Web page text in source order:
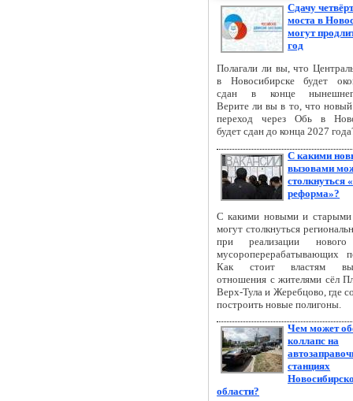
Сдачу
моста в
могут
год
Полагали ли вы, что
в Новосибирске будет
сдан в конце
Верите ли вы в то, что
переход через Обь в
будет сдан до конца 2027
С какими
вызовами
столкнуться
реформа»?
С какими новыми и старыми
могут столкнуться
при реализации нового
мусороперерабатывающих
Как стоит властям
отношения с жителями сёл
Верх-Тула и Жеребцово, где
построить новые полигоны.
Чем может
коллапс на
станциях
области?